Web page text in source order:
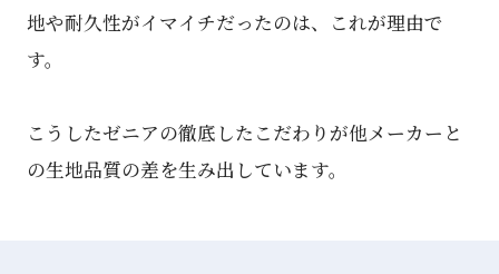
地や耐久性がイマイチだったのは、これが理由で
す。
こうしたゼニアの徹底したこだわりが他メーカーと
の生地品質の差を生み出しています。